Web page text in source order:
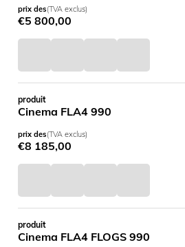
prix des(TVA exclus)
€5 800,00
produit
Cinema FLA4 990
prix des(TVA exclus)
€8 185,00
produit
Cinema FLA4 FLOGS 990